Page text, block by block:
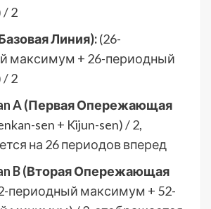
2
Линия):(26-
максимум + 26-периодный
2
A (Первая Опережающая
sen + Kijun-sen) / 2,
на 26 периодов вперед
B (Вторая Опережающая
периодный максимум + 52-